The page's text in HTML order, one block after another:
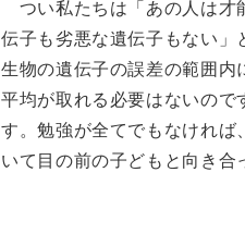
つい私たちは「あの人は才
伝子も劣悪な遺伝子もない」
生物の遺伝子の誤差の範囲内
平均が取れる必要はないので
す。勉強が全てでもなければ
いて目の前の子どもと向き合